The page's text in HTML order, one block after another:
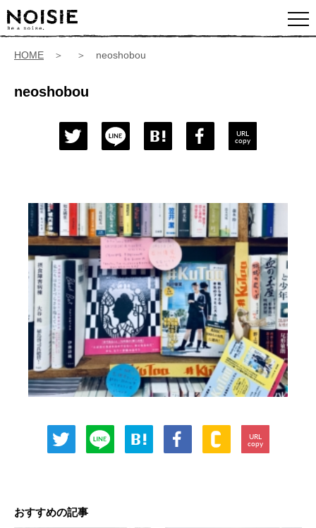
HOME ＞ ＞ neoshobou
neoshobou
URL
copy
URL
copy
おすすめの記事